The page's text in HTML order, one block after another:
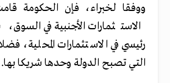
ووفقا لخبراء، فإن الحكومة
الاستثمارات الأجنبية في
رئيسي في الاستثمارات المحلية،
التي تصبح الدولة وحدها شريكا بها.